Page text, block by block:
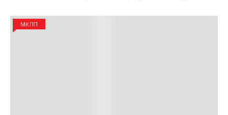
МКПП